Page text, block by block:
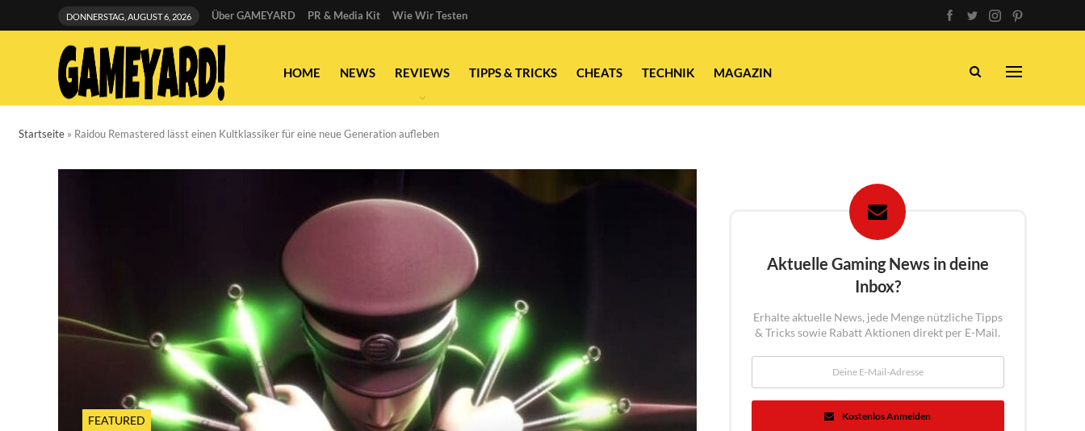
DONNERSTAG, AUGUST 6, 2026 Über GAMEYARD PR & Media Kit Wie Wir Testen
HOME NEWS REVIEWS TIPPS & TRICKS CHEATS TECHNIK MAGAZIN
Startseite » Raidou Remastered lässt einen Kultklassiker für eine neue Generation aufleben
FEATURED
Aktuelle Gaming News in deine
Inbox?
Erhalte aktuelle News, jede Menge nützliche Tipps
& Tricks sowie Rabatt Aktionen direkt per E-Mail.
Kostenlos Anmelden